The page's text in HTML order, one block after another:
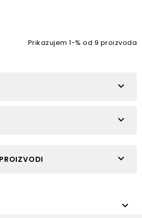
Prikazujem 1-% od 9 proizvoda



